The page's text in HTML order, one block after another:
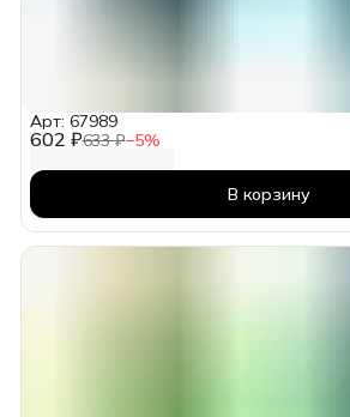
602 ₽633 ₽−5%
Арт: 67989
В корзину